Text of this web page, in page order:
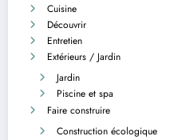
Cuisine
Découvrir
Entretien
Extérieurs / Jardin
Jardin
Piscine et spa
Faire construire
Construction écologique